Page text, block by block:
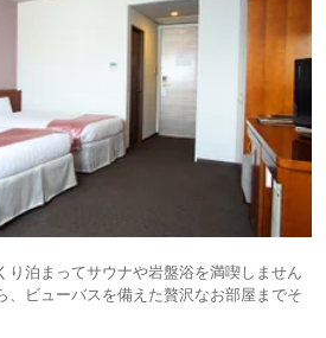
り泊まってサウナや岩盤浴を満喫しません
、ビューバスを備えた贅沢なお部屋までそ